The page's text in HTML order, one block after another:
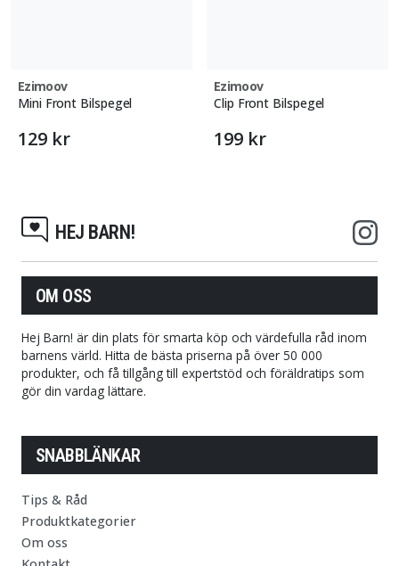
Ezimoov
Mini Front Bilspegel
129 kr
Ezimoov
Clip Front Bilspegel
199 kr
HEJ BARN!
OM OSS
Hej Barn! är din plats för smarta köp och värdefulla råd inom
barnens värld. Hitta de bästa priserna på över 50 000
produkter, och få tillgång till expertstöd och föräldratips som
gör din vardag lättare.
SNABBLÄNKAR
Tips & Råd
Produktkategorier
Om oss